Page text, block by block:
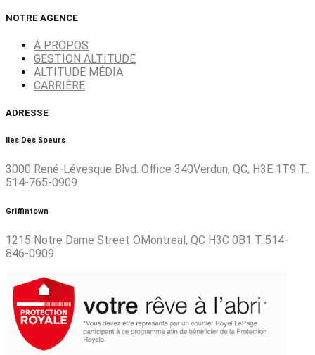
NOTRE AGENCE
À PROPOS
GESTION ALTITUDE
ALTITUDE MÉDIA
CARRIÈRE
ADRESSE
Iles Des Soeurs
3000 René-Lévesque Blvd. Office 340Verdun, QC, H3E 1T9 T.:
514-765-0909
Griffintown
1215 Notre Dame Street OMontreal, QC H3C 0B1 T.:514-
846-0909